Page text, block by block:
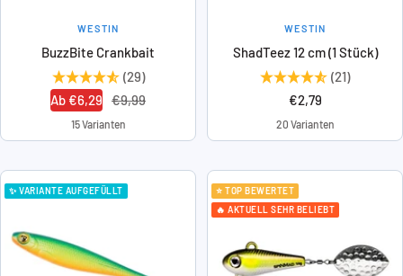
WESTIN
BuzzBite Crankbait
(29)
Angebotspreis
Ab €6,29
Regulärer
Preis
€9,99
15 Varianten
WESTIN
ShadTeez 12 cm (1 Stück)
(21)
Angebotspreis
€2,79
20 Varianten
✨ VARIANTE AUFGEFÜLLT
⭐ TOP BEWERTET
🔥 AKTUELL SEHR BELIEBT